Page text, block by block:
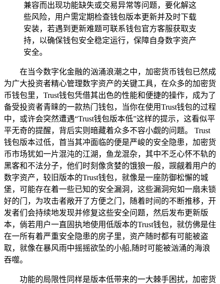
兼容而出现功能缺失或交易异常等问题，要化解这
些风险，用户需定期检查钱包版本更新并及时下载
安装，若遇到更新难题可联系钱包官方客服获取支
持，以确保钱包安全稳定运行，保障自身数字资产
安全。
在当今数字化金融的汹涌浪潮之中，加密货币钱包已然成
为广大投资者精心管理数字资产的关键工具，在众多的加密货
币钱包里，Trust钱包凭借其出色的性能和便捷的操作，成为了
备受投资者青睐的一款热门钱包，当你在使用Trust钱包的过程
中，或许会突然遭遇“Trust钱包版本低”这样的提示，这看似平
平无奇的提醒，背后实则暗藏着众多不容小觑的问题。 Trust
钱包版本过低，首当其冲面临的便是严峻的安全隐患，加密货
币市场犹如一片混沌的江湖，鱼龙混杂，其中不乏心怀不轨的
黑客和不法分子，他们时刻像贪婪的饿狼一般，觊觎着用户的
数字资产，较旧版本的Trust钱包，就像是一座防御松懈的城
堡，可能存在着一些已知的安全漏洞，这些漏洞宛如一扇未锁
好的门，为攻击者敞开了方便之门，随着时间的不断推移，开
发者们会持续地发现并修复这些安全问题，然后发布更新版
本，倘若用户一直固执地使用低版本的Trust钱包，就仿佛是住
在一所有着严重安全隐患的房子里，资产随时都有可能被盗
取，就像在暴风雨中摇摇欲坠的小船,随时可能被汹涌的海浪
吞噬。
功能的局限性同样是版本低带来的一大棘手困扰，加密货